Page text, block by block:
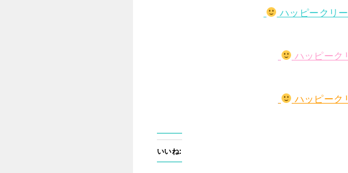
ハッピークリ
ハッピーク
ハッピーク
いいね: